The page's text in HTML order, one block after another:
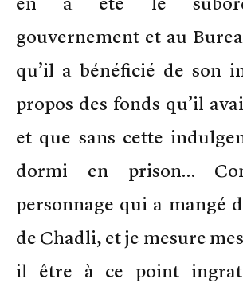
gouvernement et au
qu’il a bénéficié de son
propos des fonds qu’il
et que sans cette
dormi en prison…
personnage qui a mangé
de Chadli, et je mesure
il être à ce point